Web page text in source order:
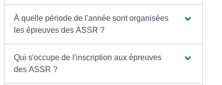
À quelle période de l'année sont organisées
les épreuves des ASSR ?
Qui s'occupe de l'inscription aux épreuves
des ASSR ?